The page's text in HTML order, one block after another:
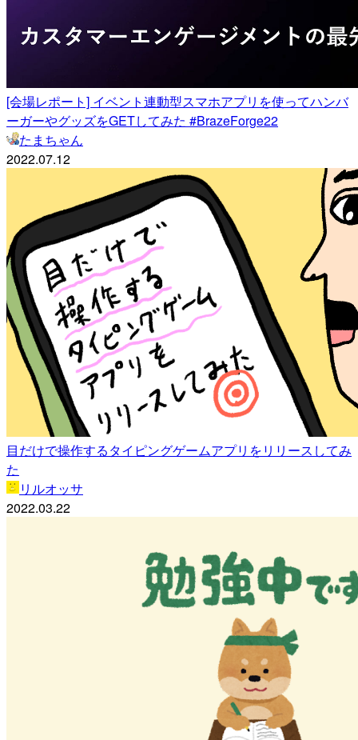
[会場レポート] イベント連動型スマホアプリを使ってハンバ
ーガーやグッズをGETしてみた #BrazeForge22
たまちゃん
2022.07.12
目だけで操作するタイピングゲームアプリをリリースしてみ
た
リルオッサ
2022.03.22